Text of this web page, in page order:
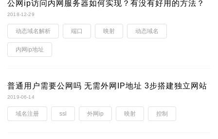
公网ip访问内网服务器如何实现？有没有好用的方法？
2018-12-29
动态域名解析 端口 映射 动态域名
内网ip地址
普通用户需要公网吗 无需外网IP地址 3步搭建独立网站
2019-06-14
域名注册 ssl 外网ip 映射 控制